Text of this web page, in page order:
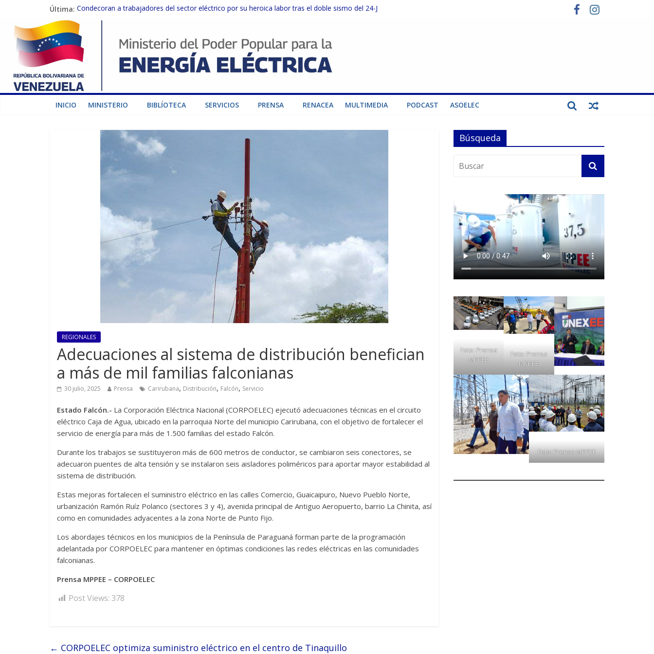
Última: Condecoran a trabajadores del sector eléctrico por su heroica labor tras el doble sismo del 24-J
Gobierno Nacional coordina acciones con el sector privado para fortalecer el SEN ante el «Súper Niño»
Inspeccionan trabajos de rehabilitación en instalaciones del SEN en Carabobo
Gobierno Nacional activa plan preventivo para fortalecer el SEN ante el fenómeno de El Niño
Termocarabobo recupera el 50% de su capacidad de generación para fortalecer el SEN
INICIO MINISTERIO BIBLÍOTECA SERVICIOS PRENSA RENACEA MULTIMEDIA PODCAST ASOELEC
REGIONALES
Adecuaciones al sistema de distribución benefician
a más de mil familias falconianas
30 julio, 2025 Prensa Carirubana, Distribución, Falcón, Servicio
Estado Falcón.- La Corporación Eléctrica Nacional (CORPOELEC) ejecutó adecuaciones técnicas en el circuito
eléctrico Caja de Agua, ubicado en la parroquia Norte del municipio Carirubana, con el objetivo de fortalecer el
servicio de energía para más de 1.500 familias del estado Falcón.
Durante los trabajos se sustituyeron más de 600 metros de conductor, se cambiaron seis conectores, se
adecuaron puentes de alta tensión y se instalaron seis aisladores poliméricos para aportar mayor estabilidad al
sistema de distribución.
Estas mejoras fortalecen el suministro eléctrico en las calles Comercio, Guaicaipuro, Nuevo Pueblo Norte,
urbanización Ramón Ruíz Polanco (sectores 3 y 4), avenida principal de Antiguo Aeropuerto, barrio La Chinita, así
como en comunidades adyacentes a la zona Norte de Punto Fijo.
Los abordajes técnicos en los municipios de la Península de Paraguaná forman parte de la programación
adelantada por CORPOELEC para mantener en óptimas condiciones las redes eléctricas en las comunidades
falconianas.
Prensa MPPEE – CORPOELEC
Post Views: 378
← CORPOELEC optimiza suministro eléctrico en el centro de Tinaquillo
Búsqueda
Foto: Prensa
MPPEE
Foto: Prensa
MPPEE
Foto: Prensa MPPEE